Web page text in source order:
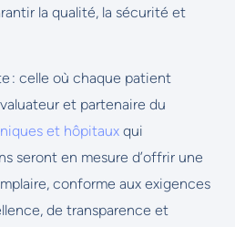
la qualité, la sécurité et
: celle où chaque patient
et partenaire du
et hôpitauxqui
seront en mesure d’offrir une
conforme aux exigences
de transparence et